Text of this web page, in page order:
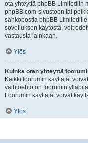
ota yhteyttä phpBB Limitediin
phpBB.com-sivustoon tai
sähköpostia phpBB Limitedille
sovelluksen käytöstä, voit
vastausta lainkaan.
Ylös
Kuinka otan yhteyttä
Kaikki foorumin käyttäjät
vaihtoehto on foorumin
Foorumin käyttäjät voivat
Ylös